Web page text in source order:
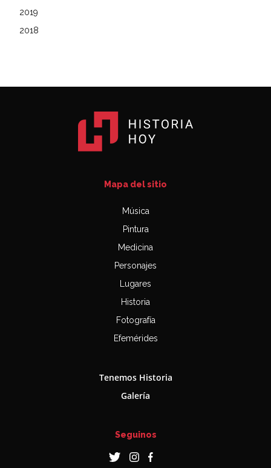
2019
2018
Mapa del sitio
Música
Pintura
Medicina
Personajes
Lugares
Historia
Fotografía
Efemérides
Tenemos Historia
Galería
Seguinos